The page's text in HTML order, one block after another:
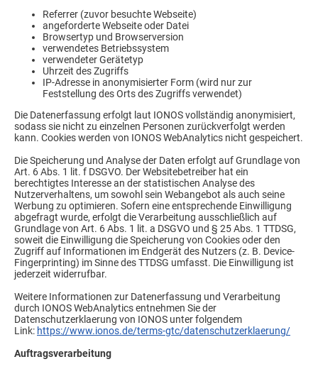
Referrer (zuvor besuchte Webseite)
angeforderte Webseite oder Datei
Browsertyp und Browserversion
verwendetes Betriebssystem
verwendeter Gerätetyp
Uhrzeit des Zugriffs
IP-Adresse in anonymisierter Form (wird nur zur
Feststellung des Orts des Zugriffs verwendet)
Die Datenerfassung erfolgt laut IONOS vollständig anonymisiert,
sodass sie nicht zu einzelnen Personen zurückverfolgt werden
kann. Cookies werden von IONOS WebAnalytics nicht gespeichert.
Die Speicherung und Analyse der Daten erfolgt auf Grundlage von
Art. 6 Abs. 1 lit. f DSGVO. Der Websitebetreiber hat ein
berechtigtes Interesse an der statistischen Analyse des
Nutzerverhaltens, um sowohl sein Webangebot als auch seine
Werbung zu optimieren. Sofern eine entsprechende Einwilligung
abgefragt wurde, erfolgt die Verarbeitung ausschließlich auf
Grundlage von Art. 6 Abs. 1 lit. a DSGVO und § 25 Abs. 1 TTDSG,
soweit die Einwilligung die Speicherung von Cookies oder den
Zugriff auf Informationen im Endgerät des Nutzers (z. B. Device-
Fingerprinting) im Sinne des TTDSG umfasst. Die Einwilligung ist
jederzeit widerrufbar.
Weitere Informationen zur Datenerfassung und Verarbeitung
durch IONOS WebAnalytics entnehmen Sie der
Datenschutzerklaerung von IONOS unter folgendem
Link: https://www.ionos.de/terms-gtc/datenschutzerklaerung/
Auftragsverarbeitung